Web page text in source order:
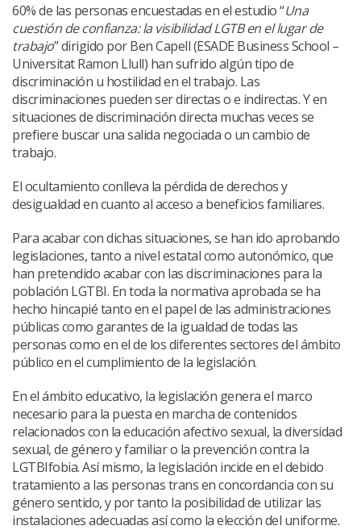
60% de las personas encuestadas en el estudio “Una
cuestión de confianza: la visibilidad LGTB en el lugar de
trabajo” dirigido por Ben Capell (ESADE Business School –
Universitat Ramon Llull) han sufrido algún tipo de
discriminación u hostilidad en el trabajo. Las
discriminaciones pueden ser directas o e indirectas. Y en
situaciones de discriminación directa muchas veces se
prefiere buscar una salida negociada o un cambio de
trabajo.
El ocultamiento conlleva la pérdida de derechos y
desigualdad en cuanto al acceso a beneficios familiares.
Para acabar con dichas situaciones, se han ido aprobando
legislaciones, tanto a nivel estatal como autonómico, que
han pretendido acabar con las discriminaciones para la
población LGTBI. En toda la normativa aprobada se ha
hecho hincapié tanto en el papel de las administraciones
públicas como garantes de la igualdad de todas las
personas como en el de los diferentes sectores del ámbito
público en el cumplimiento de la legislación.
En el ámbito educativo, la legislación genera el marco
necesario para la puesta en marcha de contenidos
relacionados con la educación afectivo sexual, la diversidad
sexual, de género y familiar o la prevención contra la
LGTBIfobia. Así mismo, la legislación incide en el debido
tratamiento a las personas trans en concordancia con su
género sentido, y por tanto la posibilidad de utilizar las
instalaciones adecuadas así como la elección del uniforme.